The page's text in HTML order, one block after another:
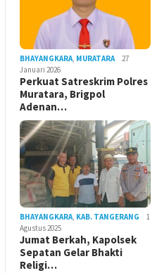
BHAYANGKARA, MURATARA
27
Januari 2026
Perkuat Satreskrim Polres
Muratara, Brigpol
Adenan…
BHAYANGKARA, KAB. TANGERANG
1
Agustus 2025
Jumat Berkah, Kapolsek
Sepatan Gelar Bhakti
Religi…